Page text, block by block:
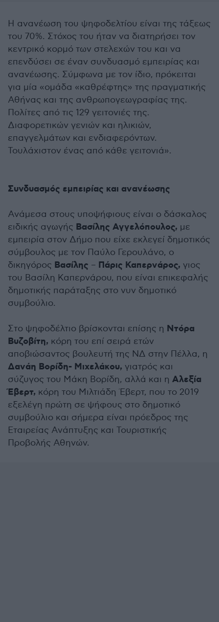
Η ανανέωση του ψηφοδελτίου είναι της τάξεως
του 70%. Στόχος του ήταν να διατηρήσει τον
κεντρικό κορμό των στελεχών του και να
επενδύσει σε έναν συνδυασμό εμπειρίας και
ανανέωσης. Σύμφωνα με τον ίδιο, πρόκειται
για μία «ομάδα «καθρέφτης» της πραγματικής
Αθήνας και της ανθρωπογεωγραφίας της.
Πολίτες από τις 129 γειτονιές της.
Διαφορετικών γενιών και ηλικιών,
επαγγελμάτων και ενδιαφερόντων.
Τουλάχιστον ένας από κάθε γειτονιά».
Συνδυασμός εμπειρίας και ανανέωσης
Ανάμεσα στους υποψήφιους είναι ο δάσκαλος
ειδικής αγωγής Βασίλης Αγγελόπουλος, με
εμπειρία στον Δήμο που είχε εκλεγεί δημοτικός
σύμβουλος με τον Παύλο Γερουλάνο, ο
δικηγόρος Βασίλης – Πάρις Καπερνάρος, γιος
του Βασίλη Καπερνάρου, που είναι επικεφαλής
δημοτικής παράταξης στο νυν δημοτικό
συμβούλιο.
Στο ψηφοδέλτιο βρίσκονται επίσης η Ντόρα
Βυζοβίτη, κόρη του επί σειρά ετών
αποβιώσαντος βουλευτή της ΝΔ στην Πέλλα, η
Δανάη Βορίδη- Μιχελάκου, γιατρός και
σύζυγος του Μάκη Βορίδη, αλλά και η Αλεξία
Έβερτ, κόρη του Μιλτιάδη Έβερτ, που το 2019
εξελέγη πρώτη σε ψήφους στο δημοτικό
συμβούλιο και σήμερα είναι πρόεδρος της
Εταιρείας Ανάπτυξης και Τουριστικής
Προβολής Αθηνών.